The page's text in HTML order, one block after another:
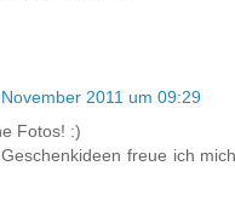
2011 um 09:29
Fotos! :)
freue ich